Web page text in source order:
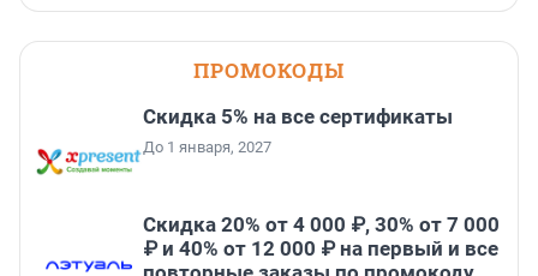
ПРОМОКОДЫ
Скидка 5% на все сертификаты
До 1 января, 2027
Скидка 20% от 4 000 ₽, 30% от 7 000
₽ и 40% от 12 000 ₽ на первый и все